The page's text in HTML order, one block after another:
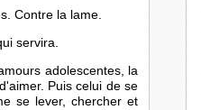
Contre la lame.
servira.
adolescentes, la
Puis celui de se
se lever, chercher et